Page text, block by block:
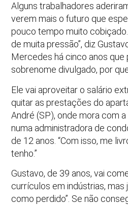
Alguns trabalhadores
verem mais o futuro que
pouco tempo muito
de muita pressão”, diz
Mercedes há cinco anos que
sobrenome divulgado, por
Ele vai aproveitar o salário
quitar as prestações do
André (SP), onde mora com
numa administradora de
de 12 anos. “Com isso, me
tenho.”
Gustavo, de 39 anos, vai
currículos em indústrias, mas
como perdido”. Se não